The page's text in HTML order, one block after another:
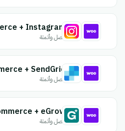
+ Instagram
اتصل وأتمتة
+ SendGrid
اتصل وأتمتة
+ eGrow
اتصل وأتمتة